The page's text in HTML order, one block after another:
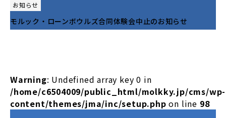
お知らせ
モルック・ローンボウルズ合同体験会中止のお知らせ
Warning: Undefined array key 0 in
/home/c6504009/public_html/molkky.jp/cms/wp-
content/themes/jma/inc/setup.php on line 98